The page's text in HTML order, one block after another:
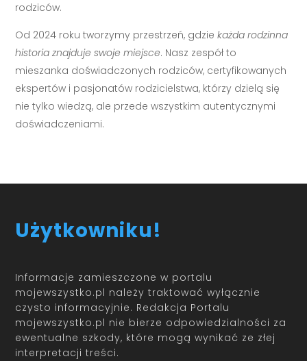
rodziców.
Od 2024 roku tworzymy przestrzeń, gdziekażda rodzinna
historia znajduje swoje miejsce. Nasz zespół to
mieszanka doświadczonych rodziców, certyfikowanych
ekspertów i pasjonatów rodzicielstwa, którzy dzielą się
nie tylko wiedzą, ale przede wszystkim autentycznymi
doświadczeniami.
Użytkowniku!
Informacje zamieszczone w portalu
mojewszystko.pl należy traktować wyłącznie
czysto informacyjnie. Redakcja Portalu
mojewszystko.pl nie bierze odpowiedzialności za
ewentualne szkody, które mogą wynikać ze złej
interpretacji treści.